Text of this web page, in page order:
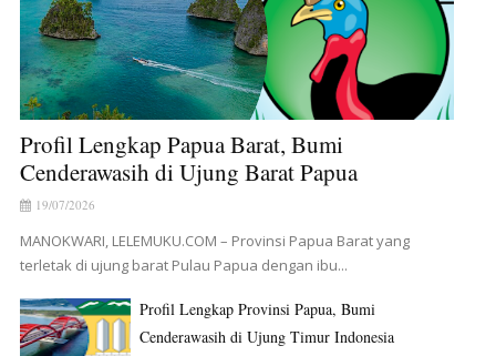
Profil Lengkap Papua Barat, Bumi
Cenderawasih di Ujung Barat Papua
19/07/2026
MANOKWARI, LELEMUKU.COM – Provinsi Papua Barat yang
terletak di ujung barat Pulau Papua dengan ibu...
Profil Lengkap Provinsi Papua, Bumi
Cenderawasih di Ujung Timur Indonesia